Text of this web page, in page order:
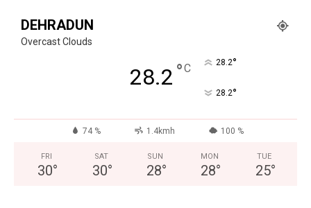
DEHRADUN
Overcast Clouds
28.2 °C 28.2°
28.2°
74 % 1.4kmh 100 %
FRI
30°
SAT
30°
SUN
28°
MON
28°
TUE
25°